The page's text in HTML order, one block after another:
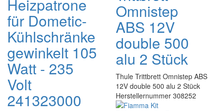
Heizpatrone
für Dometic-
Kühlschränke
gewinkelt 105
Watt - 235
Volt
241323000
Omnistep
ABS 12V
double 500
alu 2 Stück
Thule Trittbrett Omnistep ABS
12V double 500 alu 2 Stück
Herstellernummer 308252